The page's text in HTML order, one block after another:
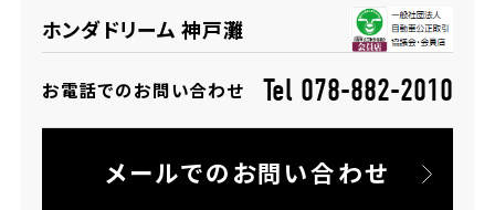
お問い合わせ
ホンダドリーム 神戸灘
お電話でのお問い合わせ Tel 078-882-2010
メールでのお問い合わせ
福島県
ホンダドリーム 郡山
ホンダドリーム 大田
神奈川県
ホンダドリーム 豊橋
ホンダドリーム 名古屋上小田井
岐阜県
ホンダドリーム 京都伏見
ホンダドリーム 京都右京
徳島県
ホンダドリーム 徳島
香川県
ホンダドリーム 熊本